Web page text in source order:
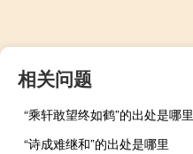
相关问题
“乘轩敢望终如鹤”的出处是哪里
“诗成难继和”的出处是哪里